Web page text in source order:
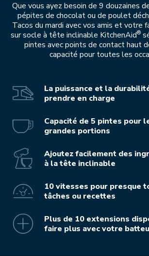
Que vous ayez besoin de 9 douzaines
pépites de chocolat ou de poulet
Tacos du mardi avec vos amis et votre
sur socle à tête inclinable KitchenAid®
pintes avec points de contact haut
capacité pour toutes les
La puissance et la
prendre en charge
Capacité de 5 pintes pour
grandes portions
Ajoutez facilement des
à la tête inclinable
10 vitesses pour presque
tâches ou recettes
Plus de 10 extensions
faire plus avec votre